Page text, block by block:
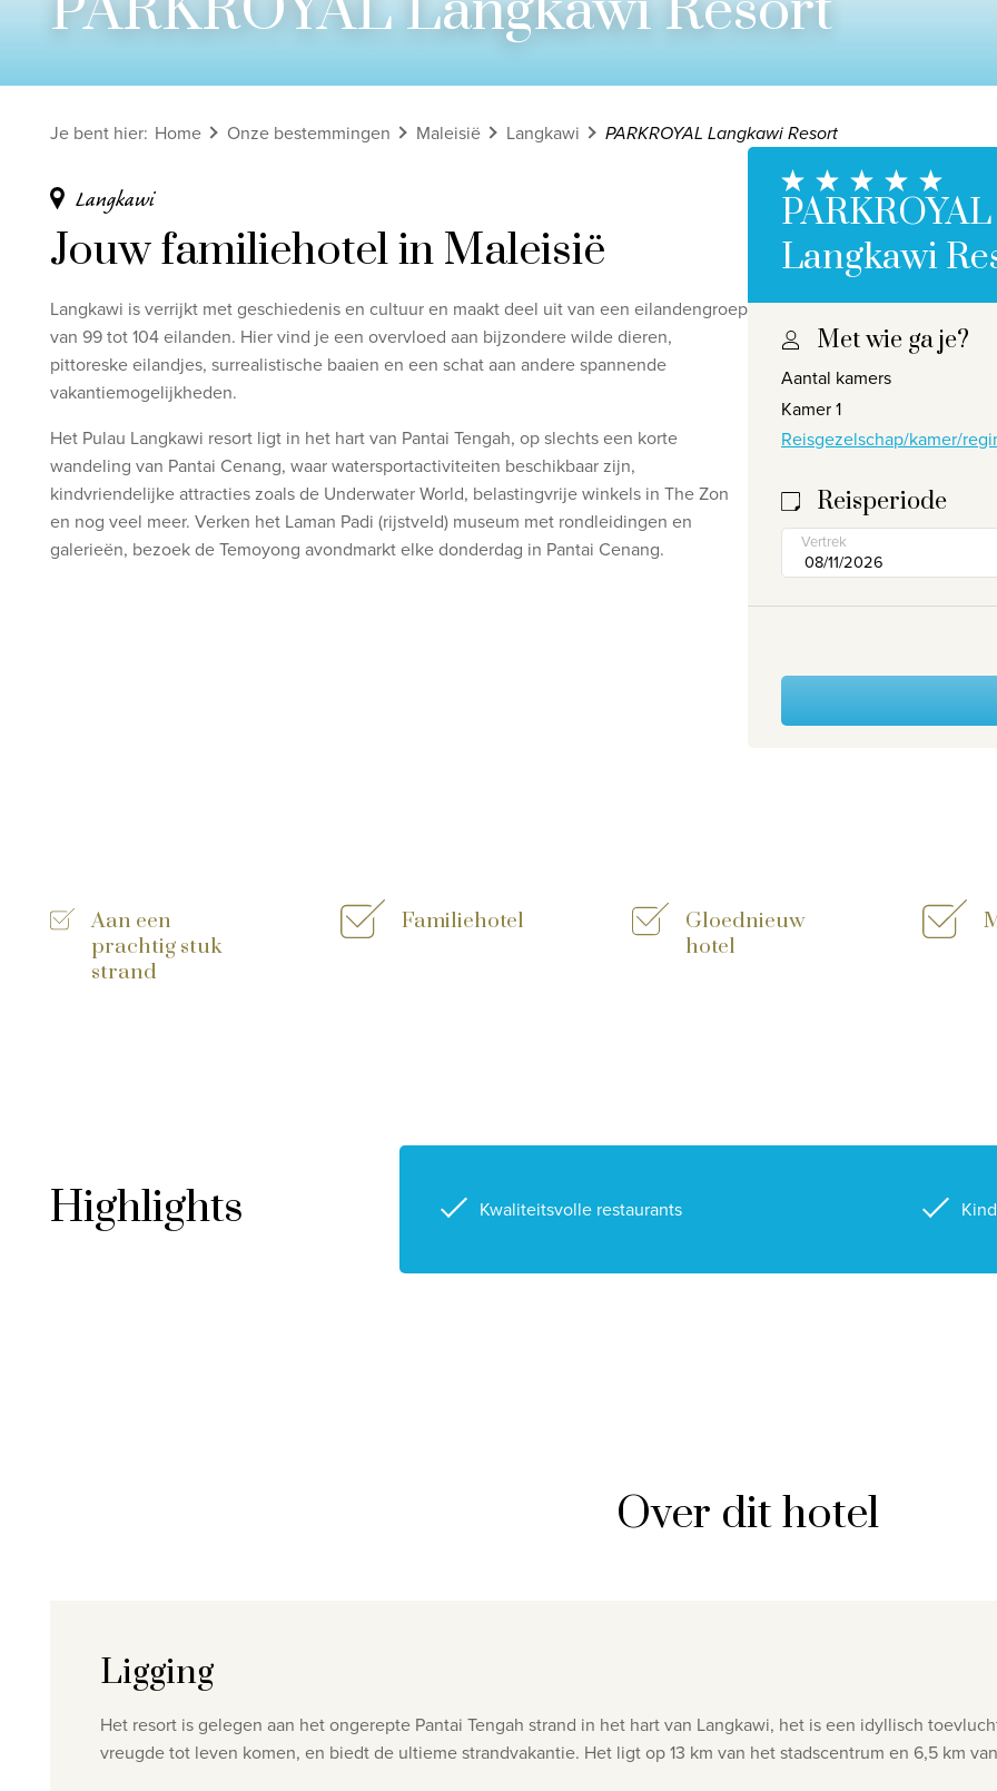
Bekijk alle rondreizen
Ontdek onze thema's
Huwelijksreis
Adults only
Luxury
Bekijk alle thema's
Privacy disclaimer © 2026, Travelworld
Je bent hier: Home Onze bestemmingen Maleisië Langkawi PARKROYAL Langkawi Resort
Langkawi
Jouw familiehotel in Maleisië
Langkawi is verrijkt met geschiedenis en cultuur en maakt deel uit van een eilandengroep
van 99 tot 104 eilanden. Hier vind je een overvloed aan bijzondere wilde dieren,
pittoreske eilandjes, surrealistische baaien en een schat aan andere spannende
vakantiemogelijkheden.
Het Pulau Langkawi resort ligt in het hart van Pantai Tengah, op slechts een korte
wandeling van Pantai Cenang, waar watersportactiviteiten beschikbaar zijn,
kindvriendelijke attracties zoals de Underwater World, belastingvrije winkels in The Zon
en nog veel meer. Verken het Laman Padi (rijstveld) museum met rondleidingen en
galerieën, bezoek de Temoyong avondmarkt elke donderdag in Pantai Cenang.
PARKROYAL
Langkawi
Met wie ga je?
Aantal kamers
Kamer 1
Reisgezelschap/kamer/
Reisperiode
Vertrek
Aan een
prachtig stuk
strand
Familiehotel
Gloednieuw
hotel
Highlights Kwaliteitsvolle restaurants
Over dit hotel
Ligging
Het resort is gelegen aan het ongerepte Pantai Tengah strand in het hart van Langkawi, het is een idyllisch
vreugde tot leven komen, en biedt de ultieme strandvakantie. Het ligt op 13 km van het stadscentrum en 6,5 km